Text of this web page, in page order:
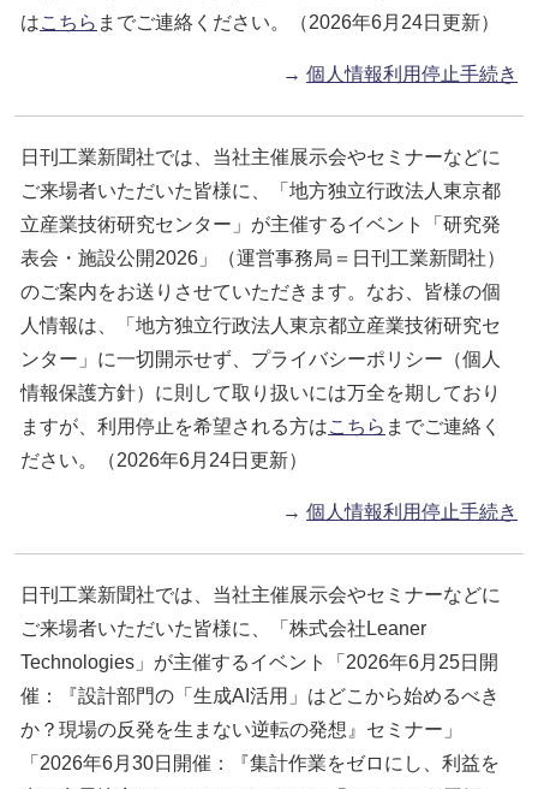
はこちら までご連絡ください。（2026年6月24日更新）
→ 個人情報利用停止手続き
日刊工業新聞社では、当社主催展示会やセミナーなどに
ご来場者いただいた皆様に、「地方独立行政法人東京都
立産業技術研究センター」が主催するイベント「研究発
表会・施設公開2026」（運営事務局＝日刊工業新聞社）
のご案内をお送りさせていただきます。なお、皆様の個
人情報は、「地方独立行政法人東京都立産業技術研究セ
ンター」に一切開示せず、プライバシーポリシー（個人
情報保護方針）に則して取り扱いには万全を期しており
ますが、利用停止を希望される方はこちら までご連絡く
ださい。（2026年6月24日更新）
→ 個人情報利用停止手続き
日刊工業新聞社では、当社主催展示会やセミナーなどに
ご来場者いただいた皆様に、「株式会社Leaner
Technologies」が主催するイベント「2026年6月25日開
催：『設計部門の「生成AI活用」はどこから始めるべき
か？現場の反発を生まない逆転の発想』セミナー」
「2026年6月30日開催：『集計作業をゼロにし、利益を